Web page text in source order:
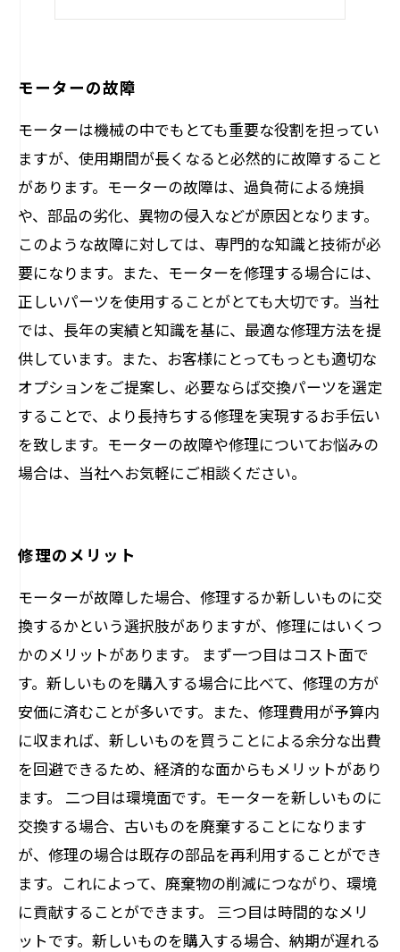
修理のプロセス
モーターの故障
モーターは機械の中でもとても重要な役割を担ってい
ますが、使用期間が長くなると必然的に故障すること
があります。モーターの故障は、過負荷による焼損
や、部品の劣化、異物の侵入などが原因となります。
このような故障に対しては、専門的な知識と技術が必
要になります。また、モーターを修理する場合には、
正しいパーツを使用することがとても大切です。当社
では、長年の実績と知識を基に、最適な修理方法を提
供しています。また、お客様にとってもっとも適切な
オプションをご提案し、必要ならば交換パーツを選定
することで、より長持ちする修理を実現するお手伝い
を致します。モーターの故障や修理についてお悩みの
場合は、当社へお気軽にご相談ください。
修理のメリット
モーターが故障した場合、修理するか新しいものに交
換するかという選択肢がありますが、修理にはいくつ
かのメリットがあります。 まず一つ目はコスト面で
す。新しいものを購入する場合に比べて、修理の方が
安価に済むことが多いです。また、修理費用が予算内
に収まれば、新しいものを買うことによる余分な出費
を回避できるため、経済的な面からもメリットがあり
ます。 二つ目は環境面です。モーターを新しいものに
交換する場合、古いものを廃棄することになります
が、修理の場合は既存の部品を再利用することができ
ます。これによって、廃棄物の削減につながり、環境
に貢献することができます。 三つ目は時間的なメリ
ットです。新しいものを購入する場合、納期が遅れる